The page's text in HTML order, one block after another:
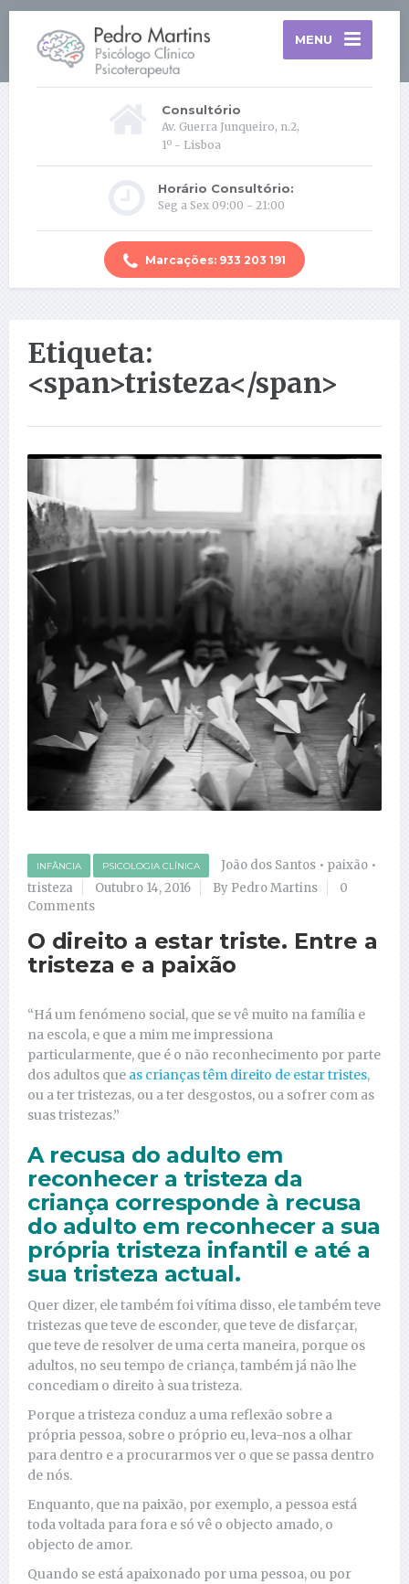
MENU
Consultório
Av. Guerra Junqueiro, n.2,
1º - Lisboa
Horário Consultório:
Seg a Sex 09:00 - 21:00
Marcações: 933 203 191
Etiqueta:
<span>tristeza</span>
INFÂNCIA PSICOLOGIA CLÍNICA João dos Santos • paixão •
tristeza
Outubro 14, 2016 By Pedro Martins
0
Comments
O direito a estar triste. Entre a
tristeza e a paixão
“Há um fenómeno social, que se vê muito na família e
na escola, e que a mim me impressiona
particularmente, que é o não reconhecimento por parte
dos adultos que as crianças têm direito de estar tristes,
ou a ter tristezas, ou a ter desgostos, ou a sofrer com as
suas tristezas.”
A recusa do adulto em
reconhecer a tristeza da
criança corresponde à recusa
do adulto em reconhecer a sua
própria tristeza infantil e até a
sua tristeza actual.
Quer dizer, ele também foi vítima disso, ele também teve
tristezas que teve de esconder, que teve de disfarçar,
que teve de resolver de uma certa maneira, porque os
adultos, no seu tempo de criança, também já não lhe
concediam o direito à sua tristeza.
Porque a tristeza conduz a uma reflexão sobre a
própria pessoa, sobre o próprio eu, leva-nos a olhar
para dentro e a procurarmos ver o que se passa dentro
de nós.
Enquanto, que na paixão, por exemplo, a pessoa está
toda voltada para fora e só vê o objecto amado, o
objecto de amor.
Quando se está apaixonado por uma pessoa, ou por